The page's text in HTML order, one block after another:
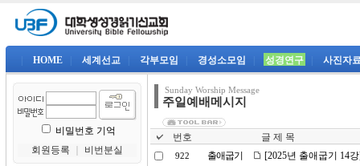
HOME 세계선교 각부모임 경성소모임 성경연구 사진자
비밀번호 기억
회원등록
비번분실
Sunday Worship Message
주일예배메시지
번호 글 제 목
922 출애굽기 [2025년 출애굽기 14